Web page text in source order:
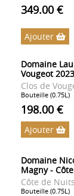
349.00 €
Ajouter
Domaine
Vougeot 2023
Clos de
Bouteille (0.75L)
198.00 €
Ajouter
Domaine
Magny -
Côte de
Bouteille (0.75L)